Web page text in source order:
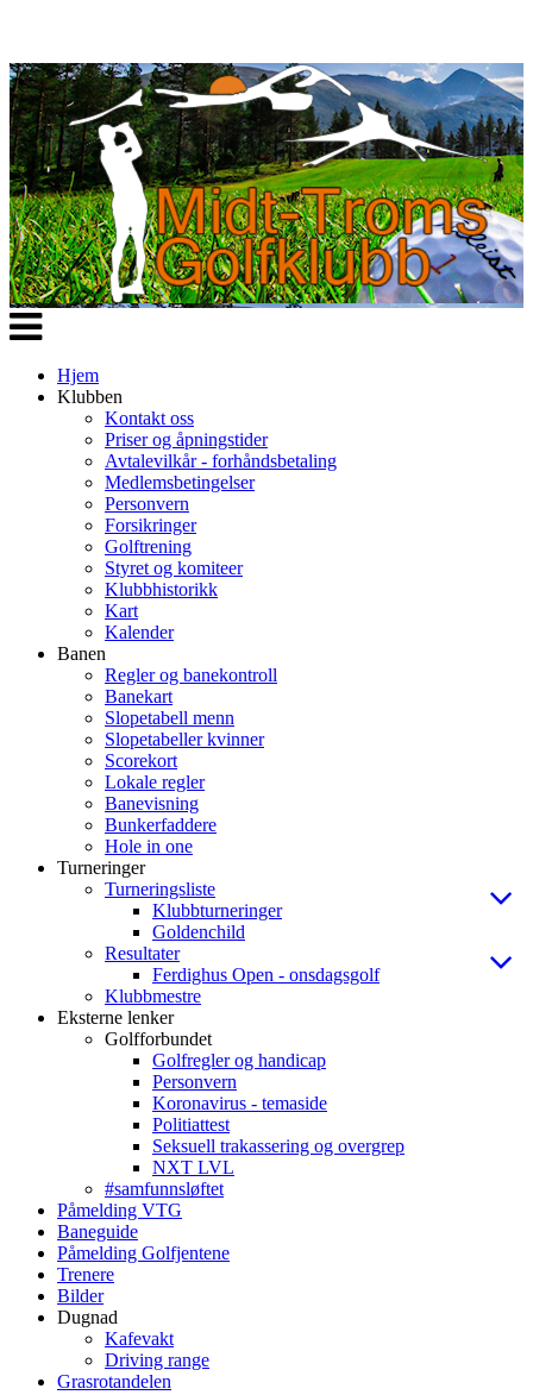
Veksle
navigasjon
Hjem
Klubben
Kontakt oss
Priser og åpningstider
Avtalevilkår - forhåndsbetaling
Medlemsbetingelser
Personvern
Forsikringer
Golftrening
Styret og komiteer
Klubbhistorikk
Kart
Kalender
Banen
Regler og banekontroll
Banekart
Slopetabell menn
Slopetabeller kvinner
Scorekort
Lokale regler
Banevisning
Bunkerfaddere
Hole in one
Turneringer
Turneringsliste
Klubbturneringer
Goldenchild
Resultater
Ferdighus Open - onsdagsgolf
Klubbmestre
Eksterne lenker
Golfforbundet
Golfregler og handicap
Personvern
Koronavirus - temaside
Politiattest
Seksuell trakassering og overgrep
NXT LVL
#samfunnsløftet
Påmelding VTG
Baneguide
Påmelding Golfjentene
Trenere
Bilder
Dugnad
Kafevakt
Driving range
Grasrotandelen